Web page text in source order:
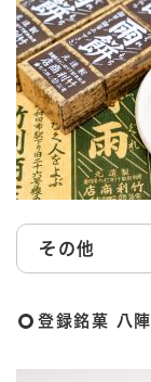
その他
登録銘菓 八